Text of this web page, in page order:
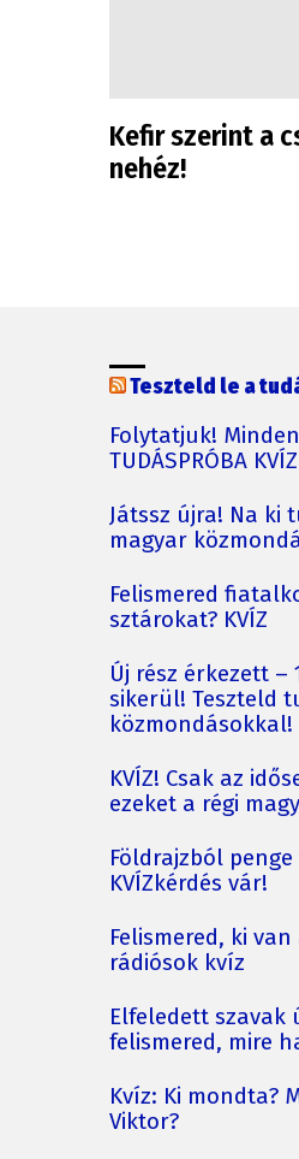
Kefir szerint a
nehéz!
Teszteld le a
Folytatjuk!
TUDÁSPRÓBA KVÍZ
Játssz újra! Na ki
magyar
Felismered
sztárokat? KVÍZ
Új rész érkezett –
sikerül! Teszteld
közmondásokkal!
KVÍZ! Csak az
ezeket a régi
Földrajzból penge
KVÍZkérdés vár!
Felismered, ki
rádiósok kvíz
Elfeledett szavak
felismered, mire
Kvíz: Ki mondta?
Viktor?